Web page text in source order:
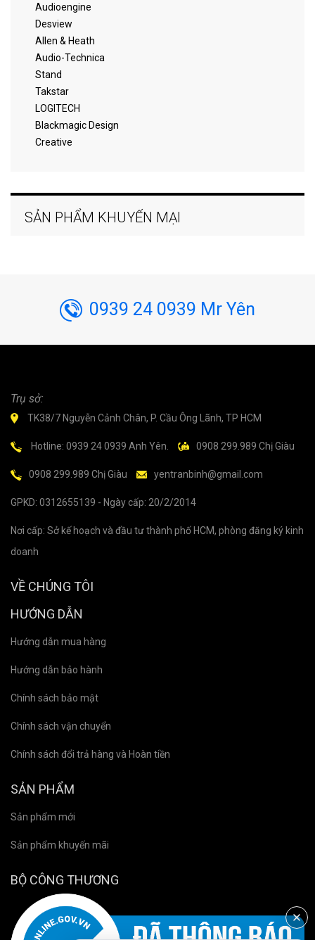
Audioengine
Desview
Allen & Heath
Audio-Technica
Stand
Takstar
LOGITECH
Blackmagic Design
Creative
SẢN PHẨM KHUYẾN MẠI
0939 24 0939 Mr Yên
Trụ sở:
TK38/7 Nguyễn Cảnh Chân, P. Cầu Ông Lãnh, TP HCM
Hotline: 0939 24 0939 Anh Yên. 0908 299.989 Chị Giàu
0908 299.989 Chị Giàu yentranbinh@gmail.com
GPKD: 0312655139 - Ngày cấp: 20/2/2014
Nơi cấp: Sở kế hoạch và đầu tư thành phố HCM, phòng đăng ký kinh
doanh
VỀ CHÚNG TÔI
HƯỚNG DẪN
Hướng dẫn mua hàng
Hướng dẫn bảo hành
Chính sách bảo mật
Chính sách vận chuyển
Chính sách đổi trả hàng và Hoàn tiền
SẢN PHẨM
Sản phẩm mới
Sản phẩm khuyến mãi
BỘ CÔNG THƯƠNG